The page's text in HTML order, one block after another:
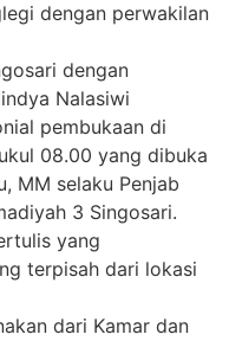
dengan perwakilan
dengan
Nalasiwi
pembukaan di
08.00 yang dibuka
MM selaku Penjab
3 Singosari.
yang
terpisah dari lokasi
dari Kamar dan